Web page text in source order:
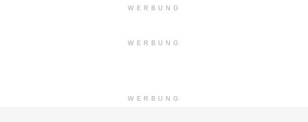
WERBUNG
WERBUNG
WERBUNG